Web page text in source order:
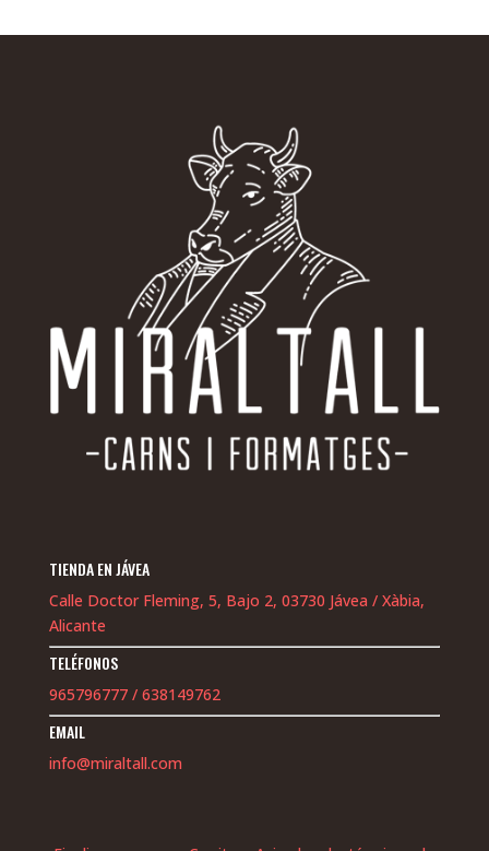
TIENDA EN JÁVEA
Calle Doctor Fleming, 5, Bajo 2, 03730 Jávea / Xàbia,
Alicante
TELÉFONOS
965796777/ 638149762
EMAIL
info@miraltall.com